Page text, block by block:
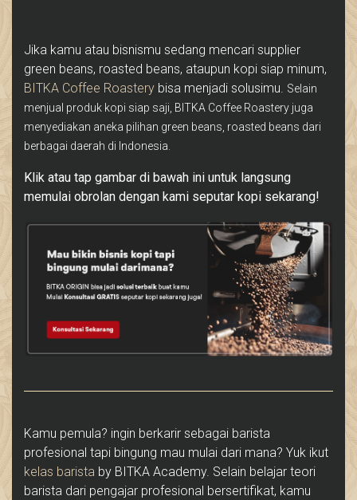
Jika kamu atau bisnismu sedang mencari supplier
green beans, roasted beans, ataupun kopi siap minum,
BITKA Coffee Roastery bisa menjadi solusimu. Selain
menjual produk kopi siap saji, BITKA Coffee Roastery juga
menyediakan aneka pilihan green beans, roasted beans dari
berbagai daerah di Indonesia.
Klik atau tap gambar di bawah ini untuk langsung
memulai obrolan dengan kami seputar kopi sekarang!
Kamu pemula? ingin berkarir sebagai barista
profesional tapi bingung mau mulai dari mana? Yuk ikut
kelas barista by BITKA Academy. Selain belajar teori
barista dari pengajar profesional bersertifikat, kamu